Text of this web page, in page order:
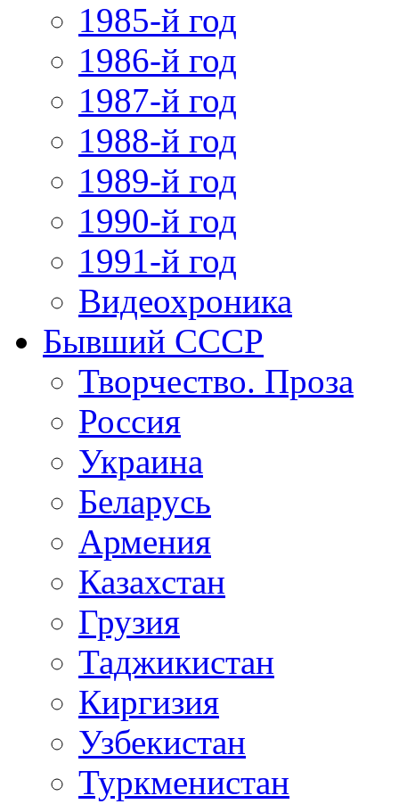
1985-й год
1986-й год
1987-й год
1988-й год
1989-й год
1990-й год
1991-й год
Видеохроника
Бывший СССР
Творчество. Проза
Россия
Украина
Беларусь
Армения
Казахстан
Грузия
Таджикистан
Киргизия
Узбекистан
Туркменистан